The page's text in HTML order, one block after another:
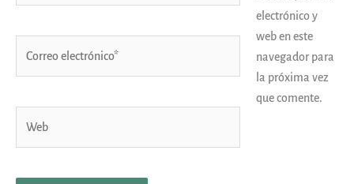
electrónico y
web en este
navegador para
la próxima vez
que comente.